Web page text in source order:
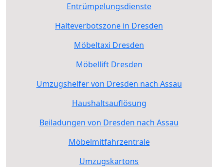
Entrümpelungsdienste
Halteverbotszone in Dresden
Möbeltaxi Dresden
Möbellift Dresden
Umzugshelfer von Dresden nach Assau
Haushaltsauflösung
Beiladungen von Dresden nach Assau
Möbelmitfahrzentrale
Umzugskartons